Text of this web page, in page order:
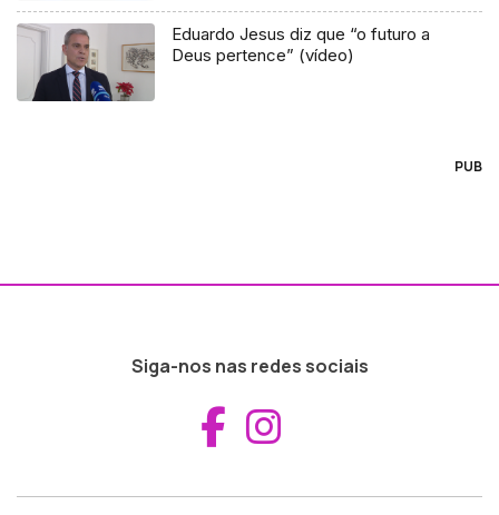
Eduardo Jesus diz que “o futuro a
Deus pertence” (vídeo)
PUB
Siga-nos nas redes sociais
Aceder ao